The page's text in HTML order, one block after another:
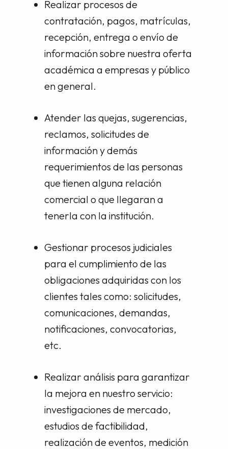
Realizar procesos de
contratación, pagos, matrículas,
recepción, entrega o envío de
información sobre nuestra oferta
académica a empresas y público
en general.
Atender las quejas, sugerencias,
reclamos, solicitudes de
información y demás
requerimientos de las personas
que tienen alguna relación
comercial o que llegaran a
tenerla con la institución.
Gestionar procesos judiciales
para el cumplimiento de las
obligaciones adquiridas con los
clientes tales como: solicitudes,
comunicaciones, demandas,
notificaciones, convocatorias,
etc.
Realizar análisis para garantizar
la mejora en nuestro servicio:
investigaciones de mercado,
estudios de factibilidad,
realización de eventos, medición